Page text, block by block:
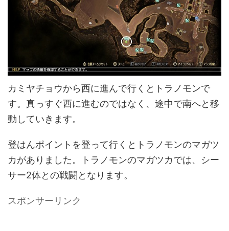
カミヤチョウから西に進んで行くとトラノモンで
す。真っすぐ西に進むのではなく、途中で南へと移
動していきます。
登はんポイントを登って行くとトラノモンのマガツ
カがありました。トラノモンのマガツカでは、シー
サー2体との戦闘となります。
スポンサーリンク